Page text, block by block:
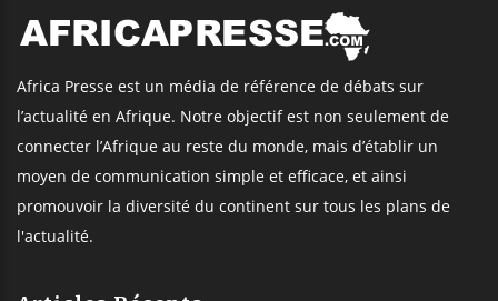
Africa Presse est un média de référence de débats sur
l’actualité en Afrique. Notre objectif est non seulement de
connecter l’Afrique au reste du monde, mais d’établir un
moyen de communication simple et efficace, et ainsi
promouvoir la diversité du continent sur tous les plans de
l'actualité.